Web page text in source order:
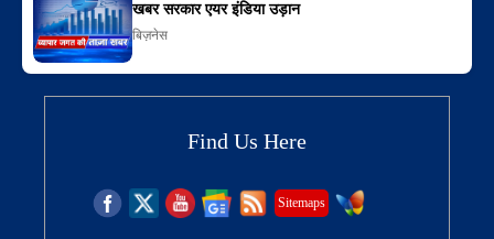
खबर सरकार एयर इंडिया उड़ान
बिज़नेस
Find Us Here
Sitemaps